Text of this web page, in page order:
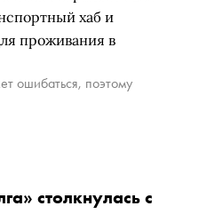
хаб и
проживания в
ошибаться, поэтому
столкнулась с